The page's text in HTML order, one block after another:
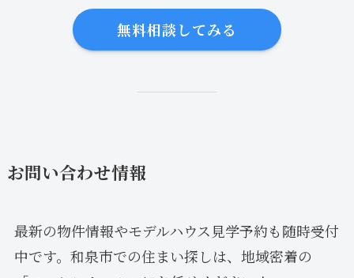
無料相談してみる
お問い合わせ情報
最新の物件情報やモデルハウス見学予約も随時受付
中です。和泉市での住まい探しは、地域密着の